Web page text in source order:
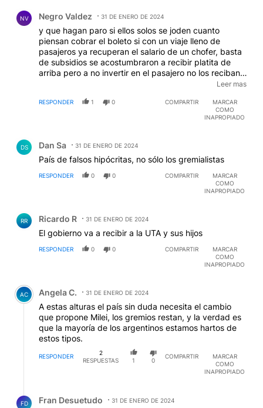
NV Negro Valdez 31 DE ENERO DE 2024
y que hagan paro si ellos solos se joden cuanto
piensan cobrar el boleto si con un viaje lleno de
pasajeros ya recuperan el salario de un chofer, basta
de subsidios se acostumbraron a recibir platita de
arriba pero a no invertir en el pasajero no los reciban
que se jodan son empresas privadas y no del estado
pague
Leer mas
RESPONDER 1 0 COMPARTIR
MARCAR
COMO
INAPROPIADO
DS Dan Sa 31 DE ENERO DE 2024
País de falsos hipócritas, no sólo los gremialistas
RESPONDER 0 0 COMPARTIR
MARCAR
COMO
INAPROPIADO
RR Ricardo R 31 DE ENERO DE 2024
El gobierno va a recibir a la UTA y sus hijos
RESPONDER 0 0 COMPARTIR
MARCAR
COMO
INAPROPIADO
Comentario de Angela C..
AC Angela C. 31 DE ENERO DE 2024
A estas alturas el país sin duda necesita el cambio
que propone Milei, los gremios restan, y la verdad es
que la mayoría de los argentinos estamos hartos de
estos tipos.
RESPONDER
2
RESPUESTAS
1 0
COMPARTIR
MARCAR
COMO
INAPROPIADO
FD Fran Desuetudo
31 DE ENERO DE 2024